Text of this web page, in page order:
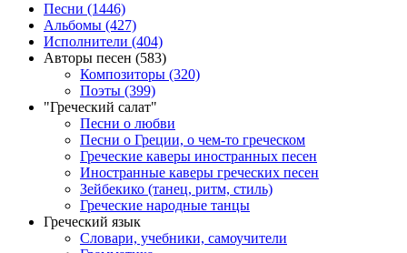
Песни (1446)
Альбомы (427)
Исполнители (404)
Авторы песен (583)
Композиторы (320)
Поэты (399)
"Греческий салат"
Песни о любви
Песни о Греции, о чем-то греческом
Греческие каверы иностранных песен
Иностранные каверы греческих песен
Зейбекико (танец, ритм, стиль)
Греческие народные танцы
Греческий язык
Словари, учебники, самоучители